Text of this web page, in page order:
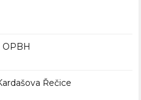
Řečice